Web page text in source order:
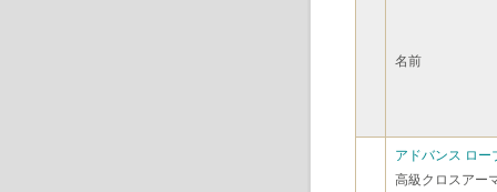
名前
アドバンス ロー
高級クロスアー